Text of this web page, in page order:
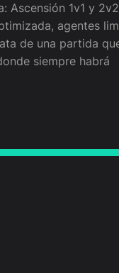
Ascensión 1v1 y
agentes
de una partida
siempre habrá